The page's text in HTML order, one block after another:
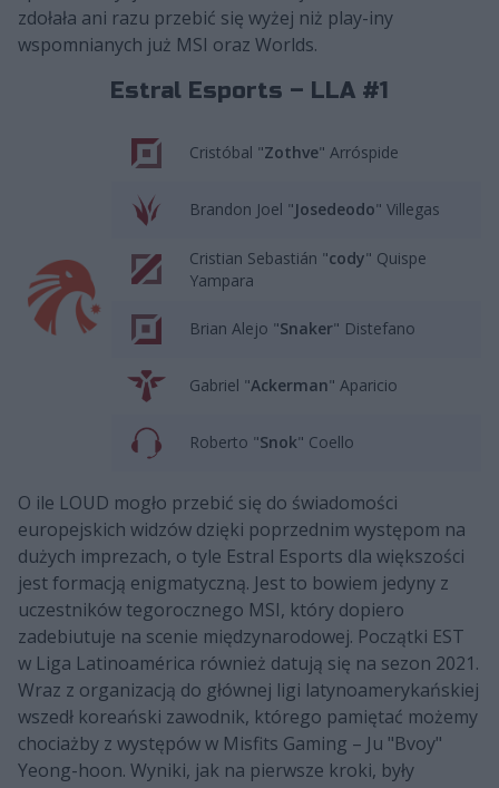
zdołała ani razu przebić się wyżej niż play-iny
wspomnianych już MSI oraz Worlds.
Estral Esports – LLA #1
Cristóbal "Zothve" Arróspide
Brandon Joel "Josedeodo" Villegas
Cristian Sebastián "cody" Quispe
Yampara
Brian Alejo "Snaker" Distefano
Gabriel "Ackerman" Aparicio
Roberto "Snok" Coello
O ile LOUD mogło przebić się do świadomości
europejskich widzów dzięki poprzednim występom na
dużych imprezach, o tyle Estral Esports dla większości
jest formacją enigmatyczną. Jest to bowiem jedyny z
uczestników tegorocznego MSI, który dopiero
zadebiutuje na scenie międzynarodowej. Początki EST
w Liga Latinoamérica również datują się na sezon 2021.
Wraz z organizacją do głównej ligi latynoamerykańskiej
wszedł koreański zawodnik, którego pamiętać możemy
chociażby z występów w Misfits Gaming – Ju "Bvoy"
Yeong-hoon. Wyniki, jak na pierwsze kroki, były